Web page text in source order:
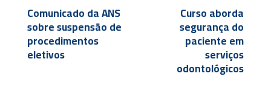
Comunicado da ANS
sobre suspensão de
procedimentos
eletivos
Curso aborda
segurança do
paciente em
serviços
odontológicos